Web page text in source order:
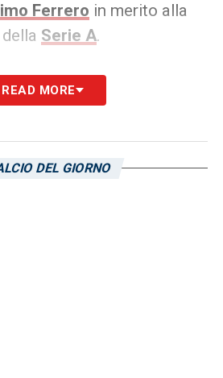
Ferrero in merito alla
Serie A.
ci ha mai detto che vuole
lui pensa alla salute
il lavoro da fare ai
READ MORE
DEL GIORNO